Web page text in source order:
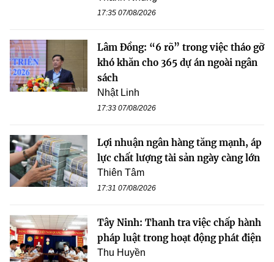
17:35 07/08/2026
Lâm Đồng: “6 rõ” trong việc tháo gỡ
khó khăn cho 365 dự án ngoài ngân
sách
Nhật Linh
17:33 07/08/2026
Lợi nhuận ngân hàng tăng mạnh, áp
lực chất lượng tài sản ngày càng lớn
Thiên Tâm
17:31 07/08/2026
Tây Ninh: Thanh tra việc chấp hành
pháp luật trong hoạt động phát điện
Thu Huyền